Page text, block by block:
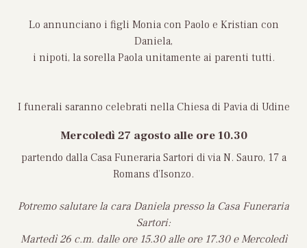
Lo annunciano i figli Monia con Paolo e Kristian con
Daniela,
i nipoti, la sorella Paola unitamente ai parenti tutti.
I funerali saranno celebrati nella Chiesa di Pavia di Udine
Mercoledì 27 agosto alle ore 10.30
partendo dalla Casa Funeraria Sartori di via N. Sauro, 17 a
Romans d’Isonzo.
Potremo salutare la cara Daniela presso la Casa Funeraria
Sartori:
Martedì 26 c.m. dalle ore 15.30 alle ore 17.30 e Mercoledì